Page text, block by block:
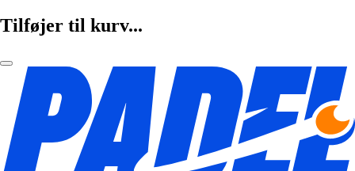
Tilføjer til kurv...